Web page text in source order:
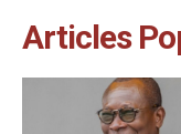
Articles